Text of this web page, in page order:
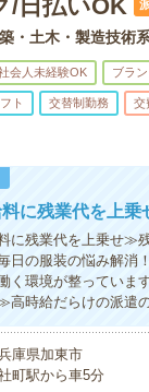
/日払いOK
・土木・製造技術
会人未経験OK ブラ
ト 交替制勤務 交
に残業代を上乗
に残業代を上乗せ≫
日の服装の悩み解
く環境が整っていま
高時給だらけの派遣
庫県加東市
町駅から車5分